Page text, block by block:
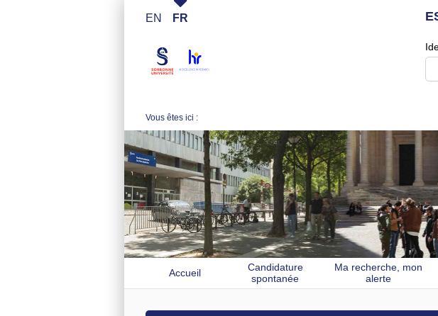
EN FR
Vous êtes ici :
Accueil
Candidature
spontanée
Ma recherche, mon
alerte